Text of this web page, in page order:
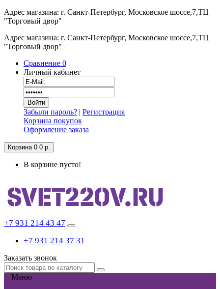
Адрес магазина: г. Санкт-Петербург, Московское шоссе,7,ТЦ
"Торговый двор"
Адрес магазина: г. Санкт-Петербург, Московское шоссе,7,ТЦ
"Торговый двор"
Сравнение 0
Личный кабинет
Забыли пароль? | Регистрация
Корзина покупок
Оформление заказа
Корзина 0 0 р.
В корзине пусто!
+7 931 214 43 47
+7 931 214 37 31
Заказать звонок
Меню